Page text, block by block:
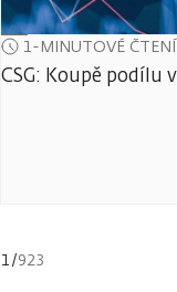
1-MINUTOVÉ ČTENÍ
CSG: Koupě podílu
1/923